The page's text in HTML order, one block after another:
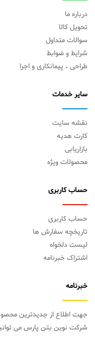
درباره ما
تحویل کالا
سوالات متداول
شرایط و ضوابط
طراحی ، پیمانکاری و اجرا
سایر خدمات
نقشه سایت
کارت هدیه
بازاریابی
محصولات ویژه
حساب کاربری
حساب کاربری
تاریخچه سفارش ها
لیست دلخواه
اشتراک خبرنامه
خبرنامه
جهت اطلاع از جدیدترین
شرکت نوین بتن پارس می